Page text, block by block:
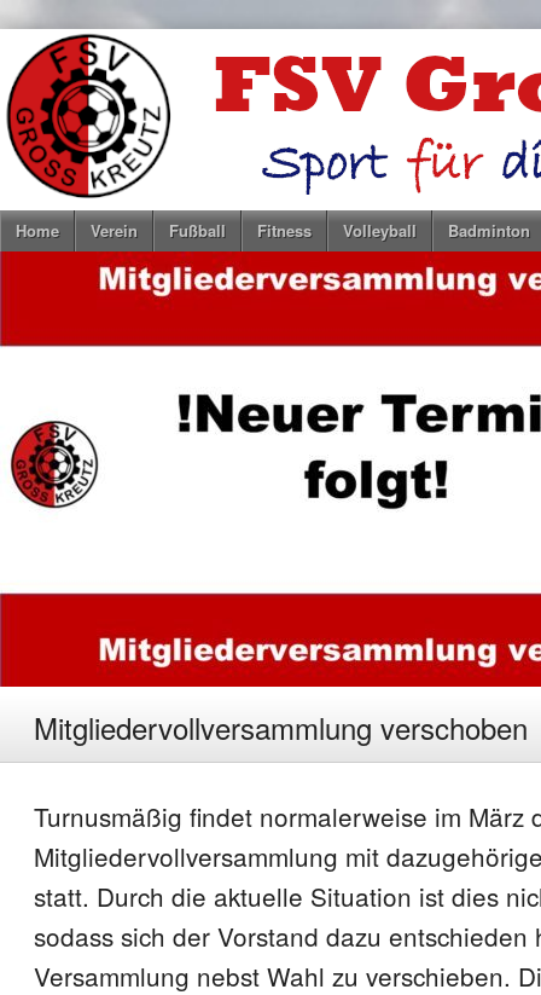
Home Verein Fußball Fitness Volleyball Badminton
Mitgliedervollversammlung verschoben
Turnusmäßig findet normalerweise im März
Mitgliedervollversammlung mit
statt. Durch die aktuelle Situation ist dies
sodass sich der Vorstand dazu entschieden
Versammlung nebst Wahl zu verschieben.